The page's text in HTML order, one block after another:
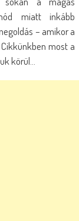
miatt inkább
– amikor a
most a
körül…